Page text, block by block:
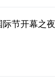
节开幕之夜